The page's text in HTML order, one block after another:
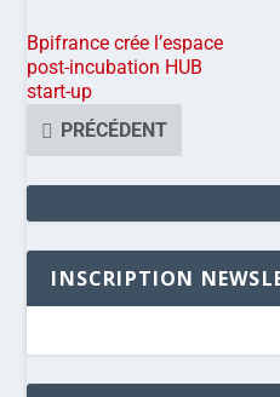
Bpifrance crée l’espace
post-incubation HUB
start-up
PRÉCÉDENT
INSCRIPTION